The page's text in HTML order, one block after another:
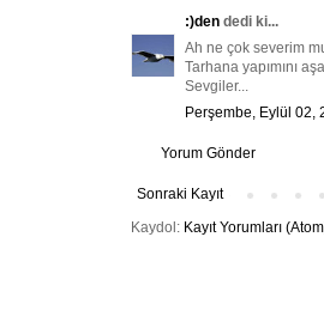
:)den dedi ki...
Ah ne çok severim
Tarhana yapımını
Sevgiler...
Perşembe, Eylül 02,
Yorum Gönder
Sonraki Kayıt
Kaydol: Kayıt Yorumları